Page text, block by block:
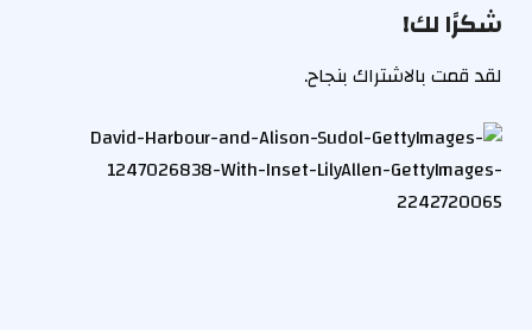
شكرًا لك!
لقد قمت بالاشتراك بنجاح.